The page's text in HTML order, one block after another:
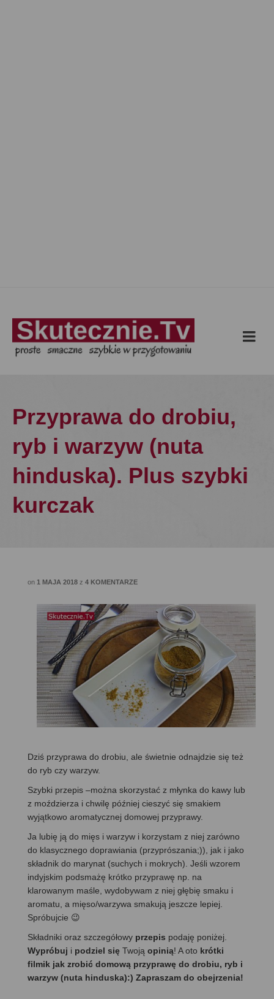
Przyprawa do drobiu,
ryb i warzyw (nuta
hinduska). Plus szybki
kurczak
on 1 MAJA 2018 z 4 KOMENTARZE
Dziś przyprawa do drobiu, ale świetnie odnajdzie się też
do ryb czy warzyw.
Szybki przepis –można skorzystać z młynka do kawy lub
z moździerza i chwilę później cieszyć się smakiem
wyjątkowo aromatycznej domowej przyprawy.
Ja lubię ją do mięs i warzyw i korzystam z niej zarówno
do klasycznego doprawiania (przyprószania;)), jak i jako
składnik do marynat (suchych i mokrych). Jeśli wzorem
indyjskim podsmażę krótko przyprawę np. na
klarowanym maśle, wydobywam z niej głębię smaku i
aromatu, a mięso/warzywa smakują jeszcze lepiej.
Spróbujcie 😉
Składniki oraz szczegółowy przepis podaję poniżej.
Wypróbuj i podziel się Twoją opinią! A oto krótki
filmik jak zrobić domową przyprawę do drobiu, ryb i
warzyw (nuta hinduska):) Zapraszam do obejrzenia!